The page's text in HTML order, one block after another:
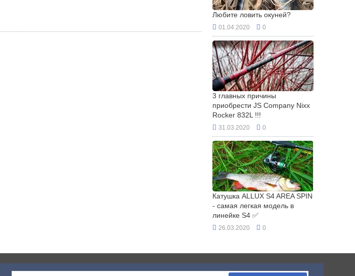
Любите ловить окуней?
01.04.2020 0
3 главных причины
приобрести JS Company Nixx
Rocker 832L !!!
31.03.2020 0
Катушка ALLUX S4 AREA SPIN
- самая легкая модель в
линейке S4 ✅
26.03.2020 0